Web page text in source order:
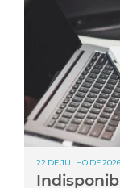
22 DE JULHO DE 2026